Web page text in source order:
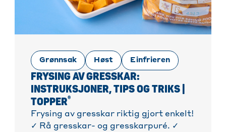
Grønnsak Høst Einfrieren
FRYSING AV GRESSKAR:
INSTRUKSJONER, TIPS OG TRIKS |
TOPPER®
Frysing av gresskar riktig gjort enkelt!
✓ Rå gresskar- og gresskarpuré. ✓